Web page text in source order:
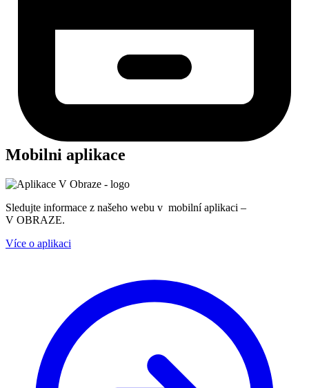
Mobilni aplikace
Sledujte informace z našeho webu v mobilní aplikaci –
V OBRAZE.
Více o aplikaci